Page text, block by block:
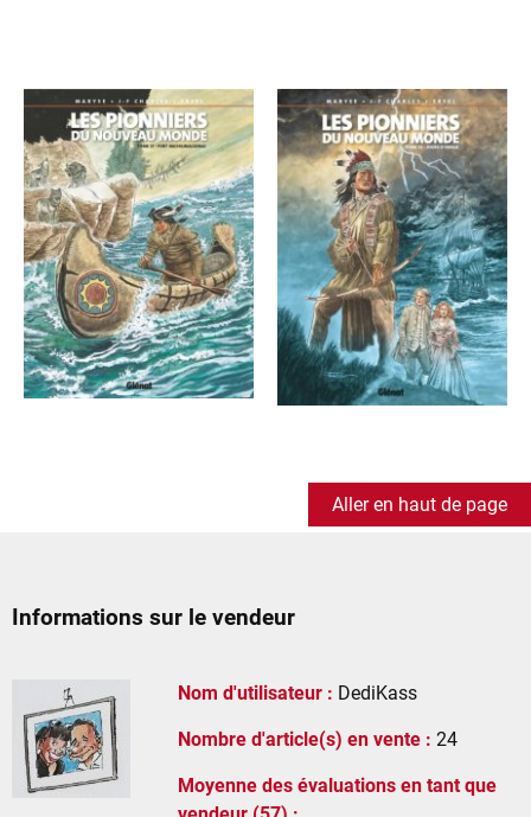
Aller en haut de page
Informations sur le vendeur
Nom d'utilisateur : DediKass
Nombre d'article(s) en vente : 24
Moyenne des évaluations en tant que